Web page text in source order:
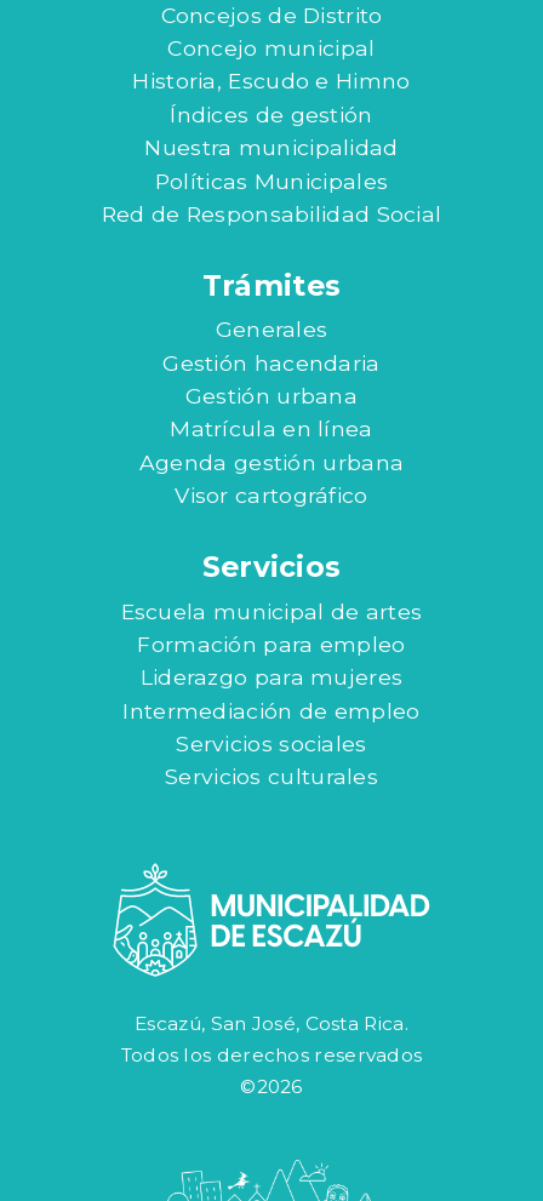
Concejos de Distrito
Concejo municipal
Historia, Escudo e Himno
Índices de gestión
Nuestra municipalidad
Políticas Municipales
Red de Responsabilidad Social
Trámites
Generales
Gestión hacendaria
Gestión urbana
Matrícula en línea
Agenda gestión urbana
Visor cartográfico
Servicios
Escuela municipal de artes
Formación para empleo
Liderazgo para mujeres
Intermediación de empleo
Servicios sociales
Servicios culturales
Escazú, San José, Costa Rica.
Todos los derechos reservados
©2026